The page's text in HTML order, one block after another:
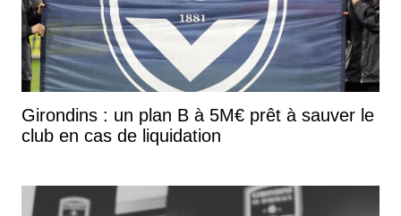
Girondins : un plan B à 5M€ prêt à sauver le
club en cas de liquidation